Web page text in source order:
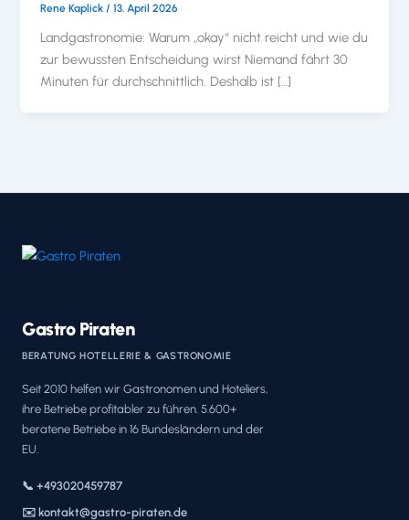
Rene Kaplick /13. April 2026
Landgastronomie: Warum „okay“ nicht reicht und wie du
zur bewussten Entscheidung wirst Niemand fährt 30
Minuten für durchschnittlich. Deshalb ist […]
Gastro Piraten
BERATUNG HOTELLERIE & GASTRONOMIE
Seit 2010 helfen wir Gastronomen und Hoteliers,
ihre Betriebe profitabler zu führen. 5.600+
beratene Betriebe in 16 Bundesländern und der
EU.
📞 +493020459787
✉️ kontakt@gastro-piraten.de